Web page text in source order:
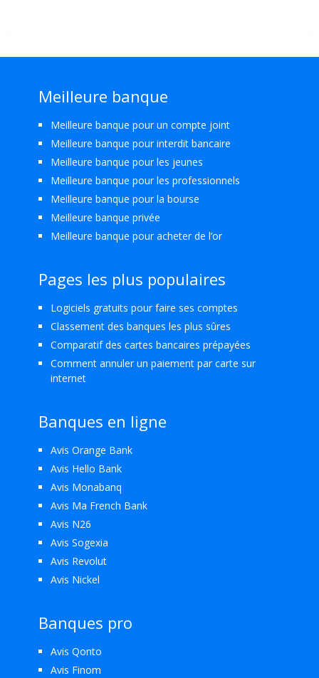
Meilleure banque
Meilleure banque pour un compte joint
Meilleure banque pour interdit bancaire
Meilleure banque pour les jeunes
Meilleure banque pour les professionnels
Meilleure banque pour la bourse
Meilleure banque privée
Meilleure banque pour acheter de l’or
Pages les plus populaires
Logiciels gratuits pour faire ses comptes
Classement des banques les plus sûres
Comparatif des cartes bancaires prépayées
Comment annuler un paiement par carte sur
internet
Banques en ligne
Avis Orange Bank
Avis Hello Bank
Avis Monabanq
Avis Ma French Bank
Avis N26
Avis Sogexia
Avis Revolut
Avis Nickel
Banques pro
Avis Qonto
Avis Finom